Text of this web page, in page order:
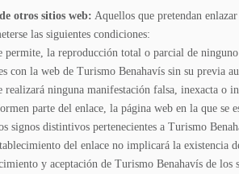
otros sitios web: Aquellos que pretendan
las siguientes condiciones:
permite, la reproducción total o parcial de
con la web de Turismo Benahavís sin su previa
realizará ninguna manifestación falsa, inexacta o
parte del enlace, la página web en la que
signos distintivos pertenecientes a Turismo
del enlace no implicará la existencia
y aceptación de Turismo Benahavís de